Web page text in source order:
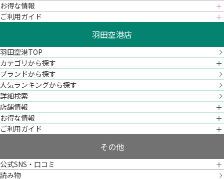
お得な情報
ご利用ガイド
羽田空港店
羽田空港TOP
カテゴリから探す
ブランドから探す
人気ランキングから探す
詳細検索
店舗情報
お得な情報
ご利用ガイド
その他
公式SNS・口コミ
読み物